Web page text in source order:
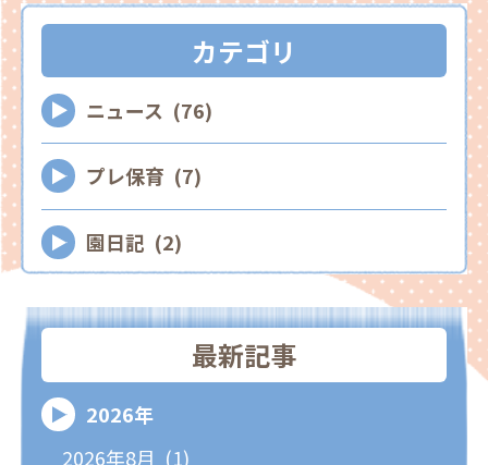
カテゴリ
ニュース (76)
プレ保育 (7)
園日記 (2)
最新記事
2026年
2026年8月 (1)